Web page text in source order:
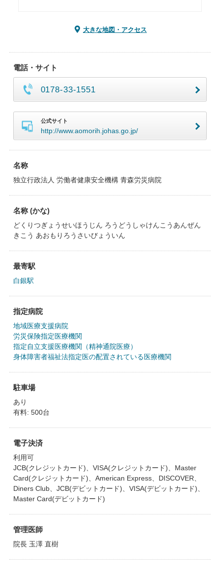
大きな地図・アクセス
電話・サイト
0178-33-1551
公式サイト
http://www.aomorih.johas.go.jp/
名称
独立行政法人 労働者健康安全機構 青森労災病院
名称 (かな)
どくりつぎょうせいほうじん ろうどうしゃけんこうあんぜん
きこう あおもりろうさいびょういん
最寄駅
白銀駅
指定病院
地域医療支援病院
労災保険指定医療機関
指定自立支援医療機関（精神通院医療）
身体障害者福祉法指定医の配置されている医療機関
駐車場
あり
有料: 500台
電子決済
利用可
JCB(クレジットカード)、VISA(クレジットカード)、Master
Card(クレジットカード)、American Express、DISCOVER、
Diners Club、JCB(デビットカード)、VISA(デビットカード)、
Master Card(デビットカード)
管理医師
院長 玉澤 直樹